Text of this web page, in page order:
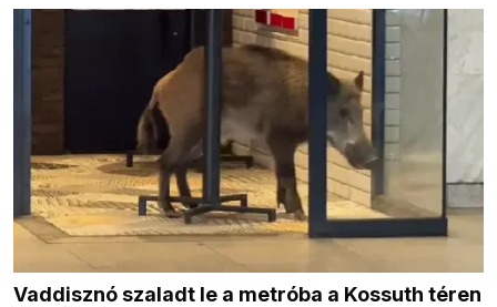
Vaddisznó szaladt le a metróba a Kossuth téren